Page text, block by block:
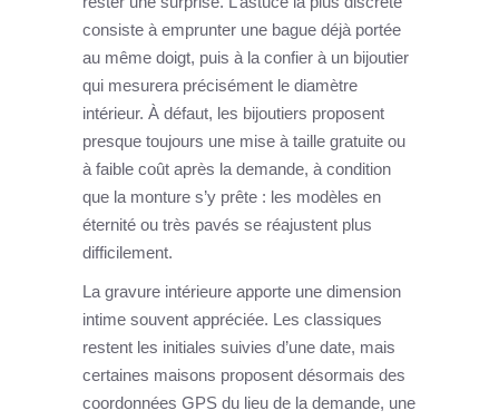
consiste à emprunter une bague déjà portée
au même doigt, puis à la confier à un bijoutier
qui mesurera précisément le diamètre
intérieur. À défaut, les bijoutiers proposent
presque toujours une mise à taille gratuite ou
à faible coût après la demande, à condition
que la monture s’y prête : les modèles en
éternité ou très pavés se réajustent plus
difficilement.
La gravure intérieure apporte une dimension
intime souvent appréciée. Les classiques
restent les initiales suivies d’une date, mais
certaines maisons proposent désormais des
coordonnées GPS du lieu de la demande, une